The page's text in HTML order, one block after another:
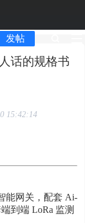
发帖
话的规格书
15:42:14
能网关，配套 Ai-
到端 LoRa 监测